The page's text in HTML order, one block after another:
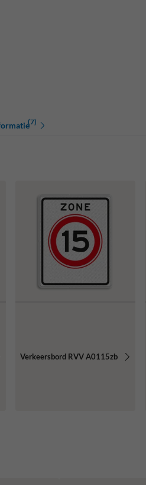
(7)
Verkeersbord RVV A0115zb